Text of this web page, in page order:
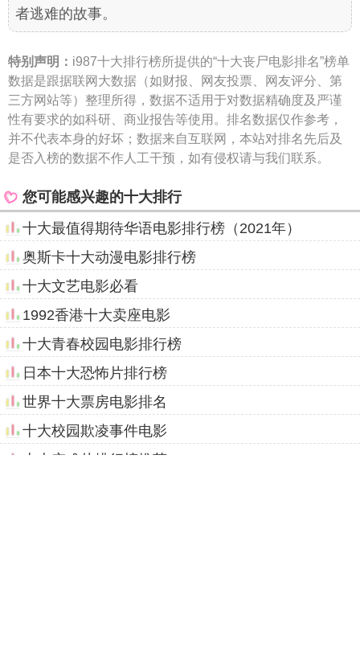
者逃难的故事。
特别声明： i987十大排行榜所提供的“十大丧尸电影排名”榜单
数据是跟据联网大数据（如财报、网友投票、网友评分、第
三方网站等）整理所得，数据不适用于对数据精确度及严谨
性有要求的如科研、商业报告等使用。排名数据仅作参考，
并不代表本身的好坏；数据来自互联网，本站对排名先后及
是否入榜的数据不作人工干预，如有侵权请与我们联系。
您可能感兴趣的十大排行
十大最值得期待华语电影排行榜（2021年）
奥斯卡十大动漫电影排行榜
十大文艺电影必看
1992香港十大卖座电影
十大青春校园电影排行榜
日本十大恐怖片排行榜
世界十大票房电影排名
十大校园欺凌事件电影
十大灾难片排行榜推荐